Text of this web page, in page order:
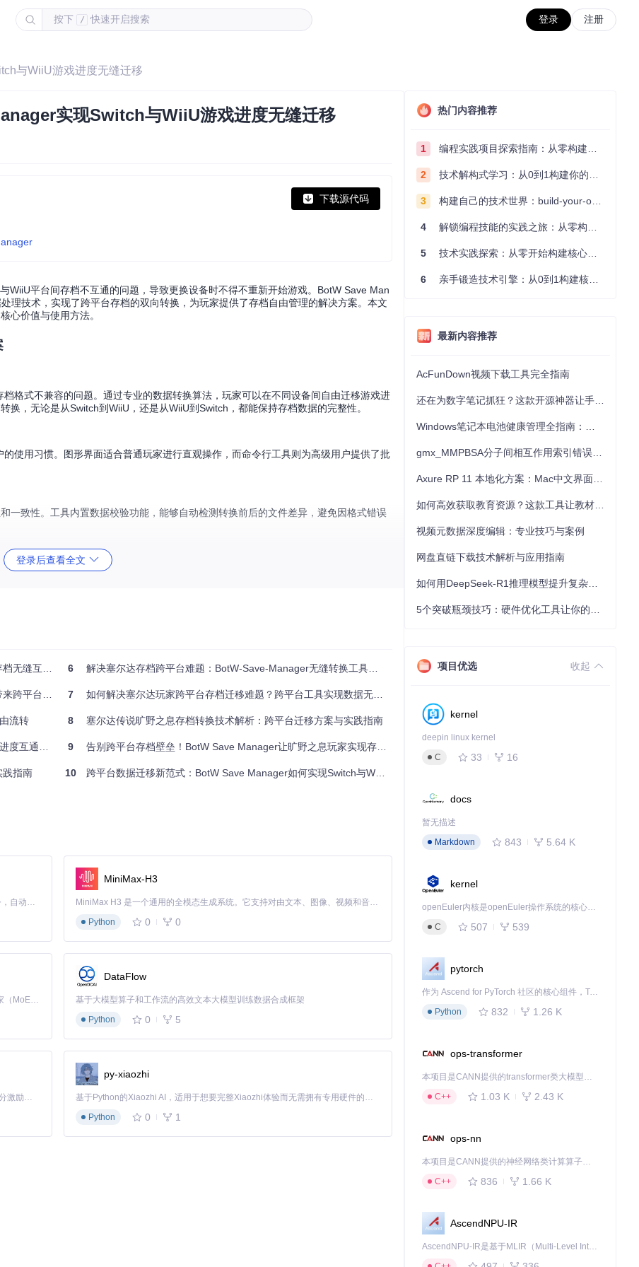
按下 / 快速开启搜索 登录 注册
与WiiU游戏进度无缝迁移
实现Switch与WiiU游戏进度无缝迁移
下载源代码
WiiU平台间存档不互通的问题，导致更换设备时不得不重新开始游戏。BotW Save Man
理技术，实现了跨平台存档的双向转换，为玩家提供了存档自由管理的解决方案。本文
心价值与使用方法。
格式不兼容的问题。通过专业的数据转换算法，玩家可以在不同设备间自由迁移游戏进
，无论是从Switch到WiiU，还是从WiiU到Switch，都能保持存档数据的完整性。
使用习惯。图形界面适合普通玩家进行直观操作，而命令行工具则为高级用户提供了批
一致性。工具内置数据校验功能，能够自动检测转换前后的文件差异，避免因格式错误
Windows与Linux系统路径格式差异的问题。通过路径规范化和目录操作封装，工具能够
以下步骤实现平台间的格式转换：首先读取option.sav文件识别存档来源平台，然后解析
连续性。
的格式作为备份。当原存档意外丢失或损坏时，可通过备份文件快速恢复游戏进度，避
行备份操作。
度。
录包含多个编号文件夹（0-5）、album、pict_book、tracker文件夹以及option.sav文
件夹"菜单或使用Ctrl+O快捷键，选择包含存档文件的目录。
或WiiU），并指定输出目录。
换过程中可在日志窗口查看实时进度，完成后会显示成功提示。
登录后查看全文
完整方案
存档自由
流转
通难题
践指南
6 解决塞尔达存档跨平台难题：BotW-Save-Manager无缝转换工具全攻略
7 如何解决塞尔达玩家跨平台存档迁移难题？跨平台工具实现数据无缝流转
8 塞尔达传说旷野之息存档转换技术解析：跨平台迁移方案与实践指南
9 告别跨平台存档壁垒！BotW Save Manager让旷野之息玩家实现存档自由
10 跨平台数据迁移新范式：BotW Save Manager如何实现Switch与WiiU存档自由流转
Claude Code 的开源替代方案。连接任意大模型，编辑代码，运行命令，自动验证 — 全自动执行。用 Rust 构建，极致性能。 ｜ An open-source alternative to Claude Code. Connect any LLM, edit code, run commands, and verify changes — autonomously. Built in Rust for speed. Get Started
MiniMax-H3
MiniMax H3 是一个通用的全模态生成系统。它支持对由文本、图像、视频和音频组成的多模态上下文进行统一理解，并能生成分辨率高达 2K、时长可达 15 秒的带原生立体声音频的视频。得益于面向任务泛化的系统设计，H3 在预训练阶段就已具备广泛的多模态上下文理解与生成能力，能够出色地执行复杂的多模态指令。
Python
0 0
Kimi K3 是Kimi能力最强的模型：这是一个拥有 2.8 万亿参数的混合专家（MoE）模型，具备原生视觉理解能力，并支持 100 万 token 的上下文窗口。
DataFlow
基于大模型算子和工作流的高效文本大模型训练数据合成框架
Python
0 5
「源启盛夏」暑期校园开发者成长计划旨在激活校园开源力量，通过积分激励、认证扶持、资源倾斜等形式，引导高校组织和开发者完成「入驻 — 建项目 — 做贡献 — 获认证 — 得资源」的完整闭环。无论你是想带领社团入驻平台的组织者，还是希望用代码贡献证明自己的开发者，都能在这里找到属于你的成长路径。
py-xiaozhi
基于Python的Xiaozhi AI，适用于想要完整Xiaozhi体验而无需拥有专用硬件的用户。
Python
0 1
热门内容推荐
1 编程实践项目探索指南：从零构建技术能力体系
2 技术解构式学习：从0到1构建你的编程知识体系
3 构建自己的技术世界：build-your-own-x项目的实践探索指南
4 解锁编程技能的实践之旅：从零构建你的技术世界
5 技术实践探索：从零开始构建核心系统的实践指南
6 亲手锻造技术引擎：从0到1构建核心系统的实践指南
最新内容推荐
AcFunDown视频下载工具完全指南
视频元数据深度编辑：专业技巧与案例
网盘直链下载技术解析与应用指南
项目优选 收起
kernel
deepin linux kernel
C
33 16
docs
暂无描述
Markdown
843 5.64 K
kernel
openEuler内核是openEuler操作系统的核心，既是系统性能与稳定性的基石，也是连接处理器、设备与服务的桥梁。
C
507 539
pytorch
作为 Ascend for PyTorch 社区的核心组件，TorchNPU 是昇腾专为 PyTorch 打造的深度学习适配插件，使 PyTorch 框架能够直接调用昇腾 NPU，为开发者提供昇腾 AI 处理器的超强算力。
Python
832 1.26 K
ops-transformer
本项目是CANN提供的transformer类大模型算子库，实现网络在NPU上加速计算。
C++
1.03 K 2.43 K
ops-nn
本项目是CANN提供的神经网络类计算算子库，实现网络在NPU上加速计算。
C++
836 1.66 K
AscendNPU-IR
AscendNPU-IR是基于MLIR（Multi-Level Intermediate Representation）构建的，面向昇腾亲和算子编译时使用的中间表示，提供昇腾完备表达能力，通过编译优化提升昇腾AI处理器计算效率，支持通过生态框架使能昇腾AI处理器与深度调优